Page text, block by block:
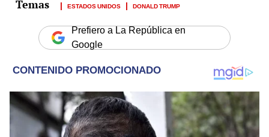
ESTADOS UNIDOS DONALD TRUMP
Prefiero a La República en
Google